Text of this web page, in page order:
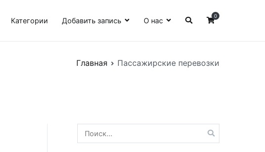
Категории Добавить запись О нас
0
Главная Пассажирские перевозки
Найти: